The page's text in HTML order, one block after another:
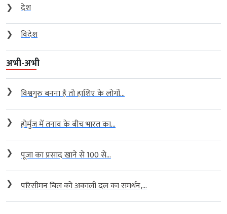
❯
देश
❯
विदेश
अभी-अभी
❯ विश्वगुरु बनना है तो हाशिए के लोगों...
❯ होर्मुज में तनाव के बीच भारत का...
❯ पूजा का प्रसाद खाने से 100 से...
❯ परिसीमन बिल को अकाली दल का समर्थन,...